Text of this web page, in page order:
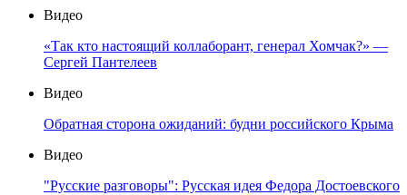
Видео
«Так кто настоящий коллаборант, генерал Хомчак?» —
Сергей Пантелеев
Видео
Обратная сторона ожиданий: будни российского Крыма
Видео
"Русские разговоры": Русская идея Федора Достоевского